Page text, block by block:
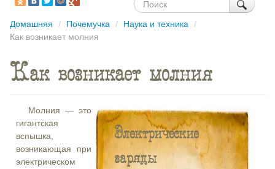
Домашняя / Почемучка / Наука и техника
/
Как возникает молния
Как возникает молния
Электрические
заряды
Молния — это
гигантская
вспышка,
возникающая при
электрическом